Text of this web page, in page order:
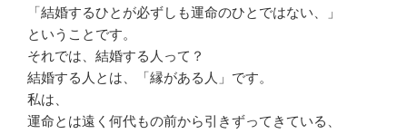
「結婚するひとが必ずしも運命のひとではない、」
ということです。
それでは、結婚する人って？
結婚する人とは、「縁がある人」です。
私は、
運命とは遠く何代もの前から引きずってきている、